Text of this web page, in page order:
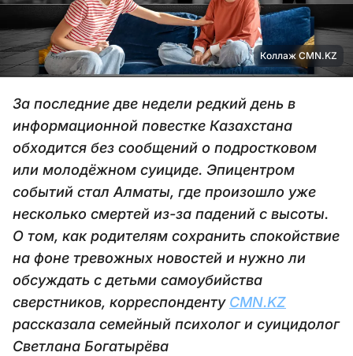
Коллаж CMN.KZ
За последние две недели редкий день в
информационной повестке Казахстана
обходится без сообщений о подростковом
или молодёжном суициде. Эпицентром
событий стал Алматы, где произошло уже
несколько смертей из-за падений с высоты.
О том, как родителям сохранить спокойствие
на фоне тревожных новостей и нужно ли
обсуждать с детьми самоубийства
сверстников, корреспонденту CMN.KZ
рассказала семейный психолог и суицидолог
Светлана Богатырёва